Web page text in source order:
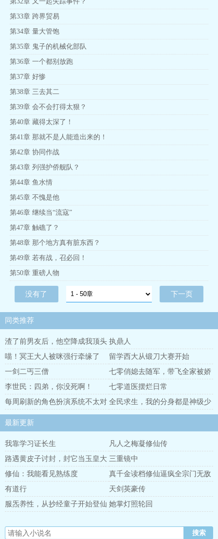
第33章 跨界贸易
第34章 量大管饱
第35章 鬼子的机械化部队
第36章 一个都别放跑
第37章 好惨
第38章 三去其二
第39章 会不会打得太狠？
第40章 藏得太深了！
第41章 那就不是人能造出来的！
第42章 协同作战
第43章 列强护侨舰队？
第44章 鱼水情
第45章 不愧是他
第46章 继续当“流寇”
第47章 触礁了？
第48章 那个地方真有脏东西？
第49章 若有战，召必回！
第50章 重磅人物
没有了 下一页
同类推荐
渣了前男友后，他空降成我顶头
上司
执鼎人
喵！冥王大人被咪强行牵缘了
留学西大从锻刀大赛开始
一剑二丐三僧
七零俏媳去随军，带飞全家被娇
宠
李世民：四弟，你没死啊！
七零道医摆烂日常
每周刷新的角色扮演系统不太对
劲
全民求生，我的分身都是神级少
女
最新更新
我靠学习证长生
凡人之梅凝修仙传
路遇黄皮子讨封，封它当玉皇大
帝
三重镜中
修仙：我能看见熟练度
真千金读档修仙逼疯全宗门无敌
了
有道行
天剑英豪传
服炁养性，从抄经童子开始登仙 她掌灯照轮回